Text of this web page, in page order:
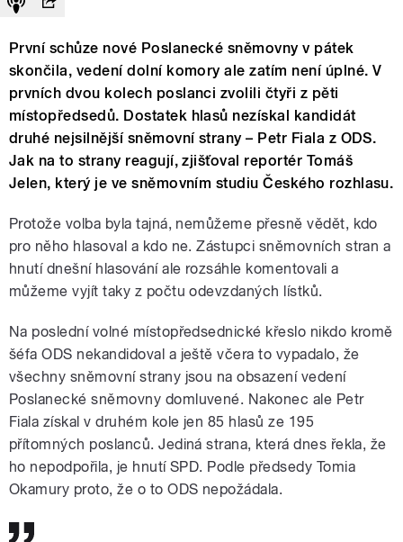
První schůze nové Poslanecké sněmovny v pátek
skončila, vedení dolní komory ale zatím není úplné. V
prvních dvou kolech poslanci zvolili čtyři z pěti
místopředsedů. Dostatek hlasů nezískal kandidát
druhé nejsilnější sněmovní strany – Petr Fiala z ODS.
Jak na to strany reagují, zjišťoval reportér Tomáš
Jelen, který je ve sněmovním studiu Českého rozhlasu.
Protože volba byla tajná, nemůžeme přesně vědět, kdo
pro něho hlasoval a kdo ne. Zástupci sněmovních stran a
hnutí dnešní hlasování ale rozsáhle komentovali a
můžeme vyjít taky z počtu odevzdaných lístků.
Na poslední volné místopředsednické křeslo nikdo kromě
šéfa ODS nekandidoval a ještě včera to vypadalo, že
všechny sněmovní strany jsou na obsazení vedení
Poslanecké sněmovny domluvené. Nakonec ale Petr
Fiala získal v druhém kole jen 85 hlasů ze 195
přítomných poslanců. Jediná strana, která dnes řekla, že
ho nepodpořila, je hnutí SPD. Podle předsedy Tomia
Okamury proto, že o to ODS nepožádala.